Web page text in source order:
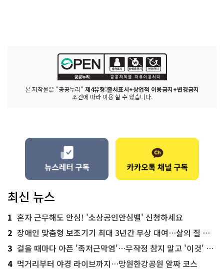
본 저작물은 "공공누리" 제4유형:출처표시+상업적 이용금지+변경금지
조건에 따라 이용 할 수 있습니다.
최신 뉴스
1 혼자 근무해도 안심! '소상공인안심벨' 신청하세요
2 장애인 맞춤형 보조기기 최대 3년간 무상 대여…삶의 질 높인다
3 걸을 때마다 아픈 '족저근막염'…무작정 참지 말고 '이것' 해보세요!
4 먹거리부터 야경 라이브까지…망원한강공원 알짜 코스